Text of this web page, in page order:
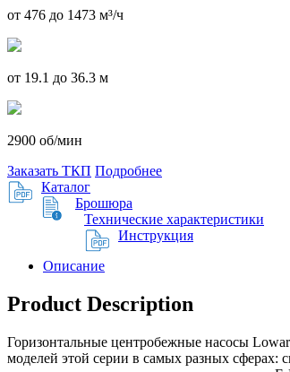
от 476 до 1473 м³/ч
от 19.1 до 36.3 м
2900 об/мин
Заказать ТКП Подробнее
Каталог
Брошюра
Технические характеристики
Инструкция
Описание
Product Description
Горизонтальные центробежные насосы
моделей этой серии в самых разных сферах: